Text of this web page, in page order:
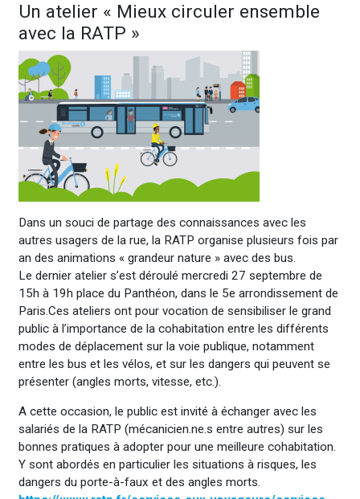
Un atelier « Mieux circuler ensemble
avec la RATP »
Dans un souci de partage des connaissances avec les
autres usagers de la rue, la RATP organise plusieurs fois par
an des animations « grandeur nature » avec des bus.
Le dernier atelier s’est déroulé mercredi 27 septembre de
15h à 19h place du Panthéon, dans le 5e arrondissement de
Paris.Ces ateliers ont pour vocation de sensibiliser le grand
public à l’importance de la cohabitation entre les différents
modes de déplacement sur la voie publique, notamment
entre les bus et les vélos, et sur les dangers qui peuvent se
présenter (angles morts, vitesse, etc.).
A cette occasion, le public est invité à échanger avec les
salariés de la RATP (mécanicien.ne.s entre autres) sur les
bonnes pratiques à adopter pour une meilleure cohabitation.
Y sont abordés en particulier les situations à risques, les
dangers du porte-à-faux et des angles morts.